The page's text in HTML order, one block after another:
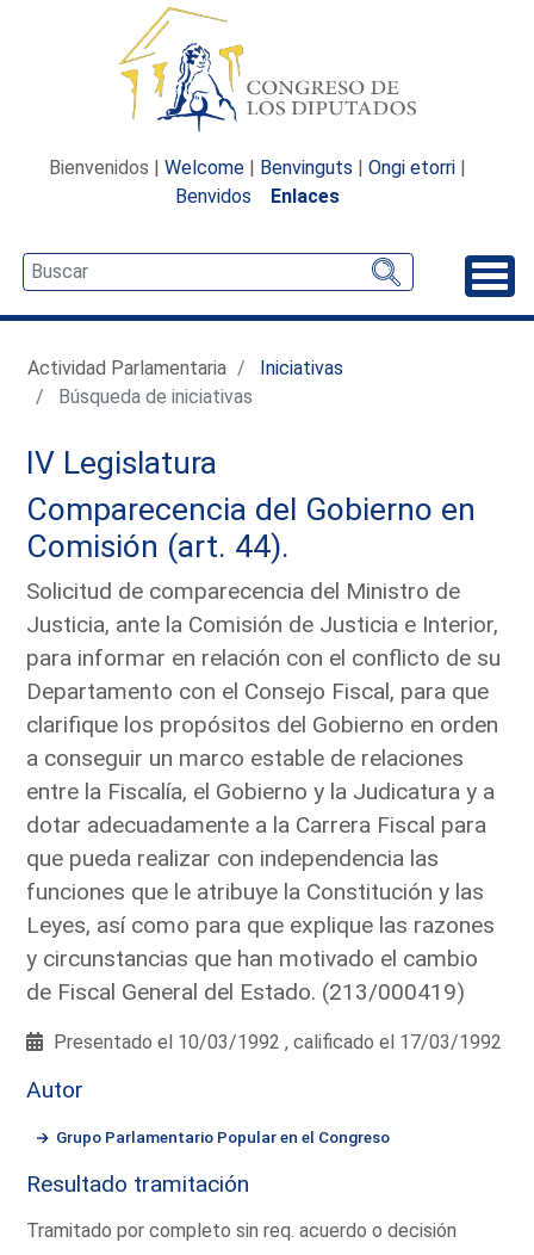
Bienvenidos | Welcome | Benvinguts | Ongi etorri |
Benvidos
Enlaces
Actividad Parlamentaria
Iniciativas
Búsqueda de iniciativas
IV Legislatura
Comparecencia del Gobierno en
Comisión (art. 44).
Solicitud de comparecencia del Ministro de
Justicia, ante la Comisión de Justicia e Interior,
para informar en relación con el conflicto de su
Departamento con el Consejo Fiscal, para que
clarifique los propósitos del Gobierno en orden
a conseguir un marco estable de relaciones
entre la Fiscalía, el Gobierno y la Judicatura y a
dotar adecuadamente a la Carrera Fiscal para
que pueda realizar con independencia las
funciones que le atribuye la Constitución y las
Leyes, así como para que explique las razones
y circunstancias que han motivado el cambio
de Fiscal General del Estado. (213/000419)
Presentado el 10/03/1992 , calificado el 17/03/1992
Autor
Grupo Parlamentario Popular en el Congreso
Resultado tramitación
Tramitado por completo sin req. acuerdo o decisión